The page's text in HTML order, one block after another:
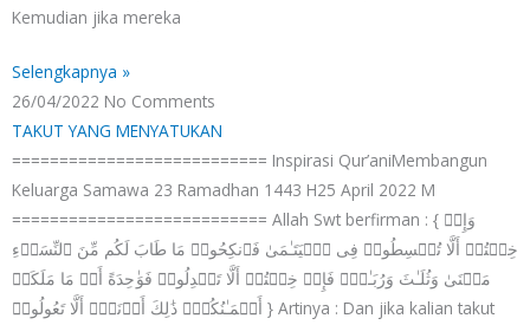
Kemudian jika mereka
Selengkapnya »
26/04/2022 No Comments
TAKUT YANG MENYATUKAN
=========================== Inspirasi Qur’aniMembangun
Keluarga Samawa 23 Ramadhan 1443 H25 April 2022 M
=========================== Allah Swt berfirman : { وَإِنۡ
خِفۡتُمۡ أَلَّا تُقۡسِطُوا۟ فِی ٱلۡیَتَـٰمَىٰ فَٱنكِحُوا۟ مَا طَابَ لَكُم مِّنَ ٱلنِّسَاۤءِ
مَثۡنَىٰ وَثُلَـٰثَ وَرُبَـٰعَۖ فَإِنۡ خِفۡتُمۡ أَلَّا تَعۡدِلُوا۟ فَوَ ٰ⁠حِدَةً أَوۡ مَا مَلَكَتۡ
أَیۡمَـٰنُكُمۡۚ ذَ ٰ⁠لِكَ أَدۡنَىٰۤ أَلَّا تَعُولُوا۟ } Artinya : Dan jika kalian takut